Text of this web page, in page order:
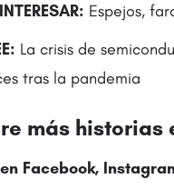
Espejos,
La crisis de
tras la pandemia
más historias
Facebook,